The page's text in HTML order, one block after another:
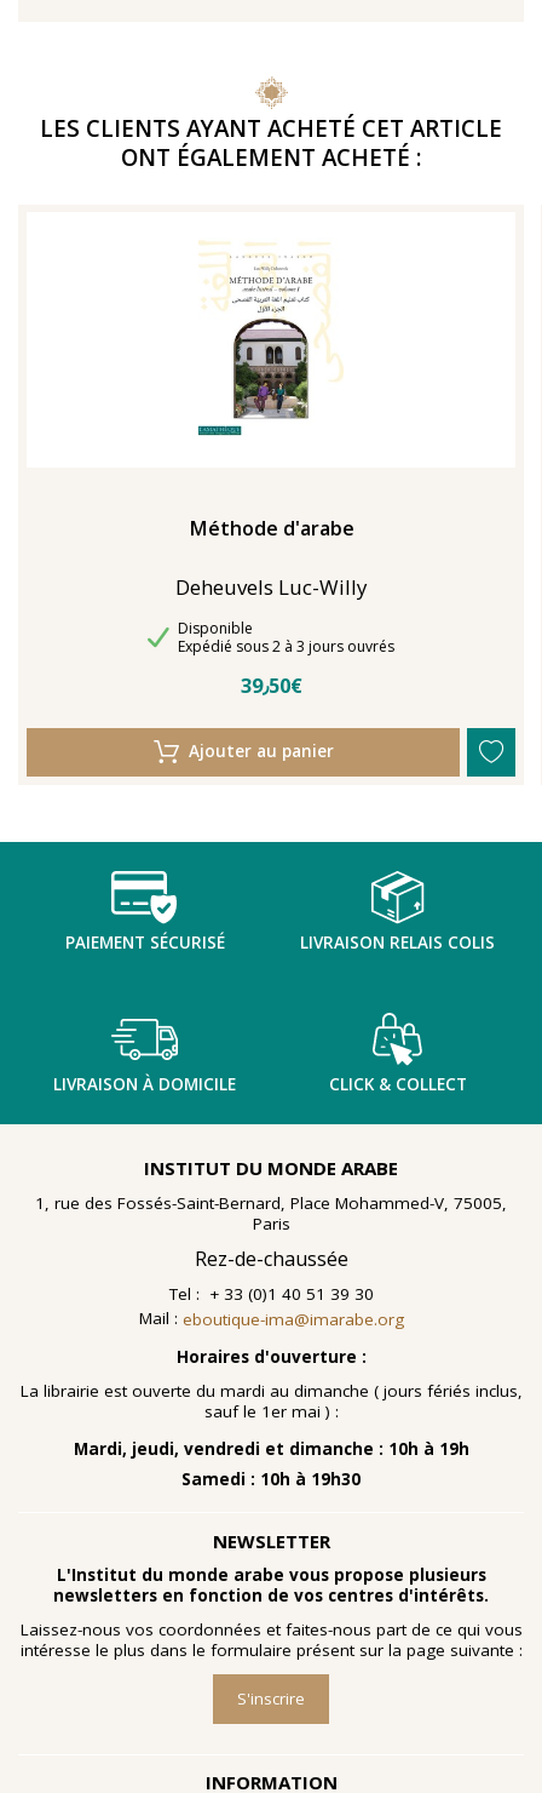
LES CLIENTS AYANT ACHETÉ CET ARTICLE
ONT ÉGALEMENT ACHETÉ :
Méthode d'arabe
Deheuvels Luc-Willy
Disponibilité
Disponible
Délais de livraison
Expédié sous 2 à 3 jours ouvrés
39٫50€
Ajouter au panier
PAIEMENT SÉCURISÉ LIVRAISON RELAIS COLIS
LIVRAISON À DOMICILE CLICK & COLLECT
INSTITUT DU MONDE ARABE
1, rue des Fossés-Saint-Bernard, Place Mohammed-V, 75005,
Paris
Rez-de-chaussée
Tel : + 33 (0)1 40 51 39 30
Mail : eboutique-ima@imarabe.org
Horaires d'ouverture :
La librairie est ouverte du mardi au dimanche ( jours fériés inclus,
sauf le 1er mai ) :
Mardi, jeudi, vendredi et dimanche : 10h à 19h
Samedi : 10h à 19h30
NEWSLETTER
L'Institut du monde arabe vous propose plusieurs
newsletters en fonction de vos centres d'intérêts.
Laissez-nous vos coordonnées et faites-nous part de ce qui vous
intéresse le plus dans le formulaire présent sur la page suivante :
S'inscrire
INFORMATION